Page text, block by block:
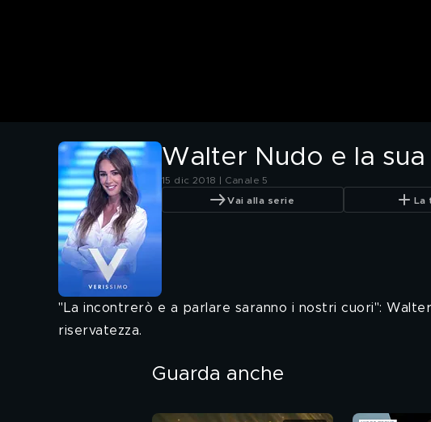
Walter Nudo e la sua
15 dic 2018 | Canale 5
Vai alla serie La
"La incontrerò e a parlare saranno i nostri cuori":
riservatezza.
Guarda anche